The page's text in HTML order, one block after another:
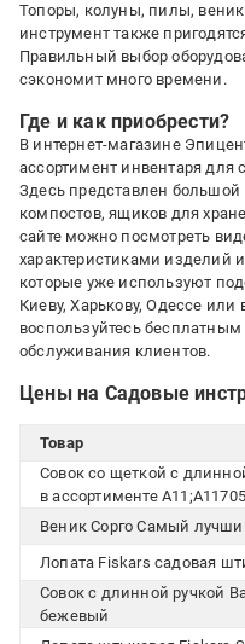
Топоры, колуны, пилы,
инструмент также
Правильный выбор
сэкономит много времени.
Где и как приобрести?
В интернет-магазине
ассортимент инвентаря
Здесь представлен большой
компостов, ящиков для
сайте можно посмотреть
характеристиками изделий
которые уже используют
Киеву, Харькову, Одессе
воспользуйтесь
обслуживания клиентов.
Цены на Садовые
Товар
Совок со щеткой с
в ассортименте A11;A11705
Веник Сорго Самый
Лопата Fiskars садовая
Совок с длинной ручкой
бежевый